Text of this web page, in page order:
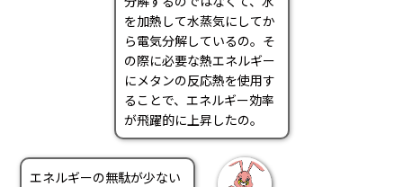
を加熱して水蒸気にしてか
ら電気分解しているの。そ
の際に必要な熱エネルギー
にメタンの反応熱を使用す
ることで、エネルギー効率
が飛躍的に上昇したの。
エネルギーの無駄が少ない